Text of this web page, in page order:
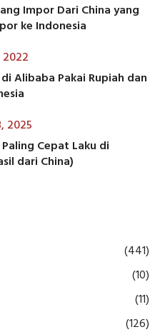
Impor Dari China yang
ke Indonesia
Alibaba Pakai Rupiah dan
2025
Cepat Laku di
dari China)
(441)
(10)
(11)
(126)